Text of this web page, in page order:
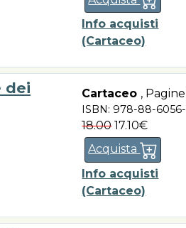
Info acquisti
(Cartaceo)
dei
Cartaceo ,
ISBN: 978-88-
18.0017.10€
Acquista
Info acquisti
(Cartaceo)